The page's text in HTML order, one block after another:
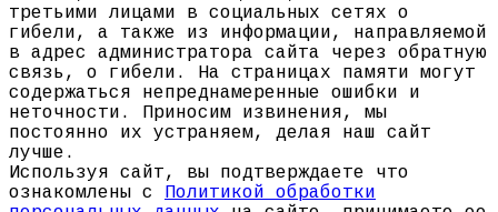
третьими лицами в социальных сетях о
гибели, а также из информации, направляемой
в адрес администратора сайта через обратную
связь, о гибели. На страницах памяти могут
содержаться непреднамеренные ошибки и
неточности. Приносим извинения, мы
постоянно их устраняем, делая наш сайт
лучше.
Используя сайт, вы подтверждаете что
ознакомлены с Политикой обработки